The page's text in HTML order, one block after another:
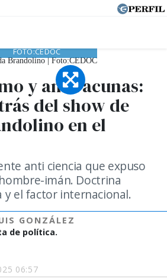
06:57
y antivacunas:
del show de
en el
anti ciencia que expuso
imán. Doctrina
y el factor internacional.
GONZÁLEZ
de política.
BRANDOLINO |
FOTO:CEDOC